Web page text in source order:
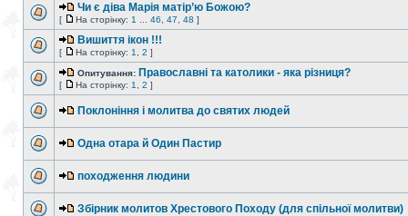
Чи є діва Марія матір’ю Божою?
[ На сторінку: 1 46 47 48 ]
Вишиття ікон !!!
[ На сторінку: 1 2 ]
Опитування: Православні та католики - яка різниця?
[ На сторінку: 1 2 ]
Поклоніння і молитва до святих людей
Одна отара й Один Пастир
походження людини
Збірник молитов Хрестового Походу (для спільної молитви)